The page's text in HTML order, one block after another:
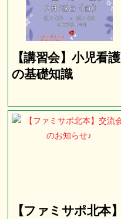
【講習会】小児看護
の基礎知識
【ファミサポ北本】